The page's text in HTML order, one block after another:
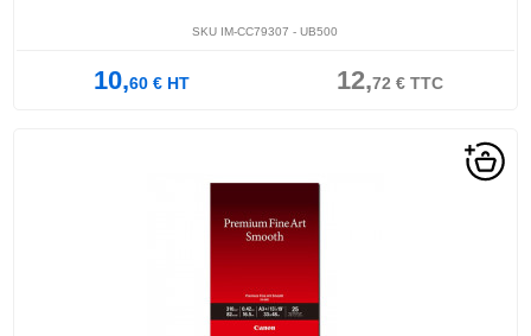
SKU IM-CC79307 - UB500
10,60€HT 12,72 €TTC